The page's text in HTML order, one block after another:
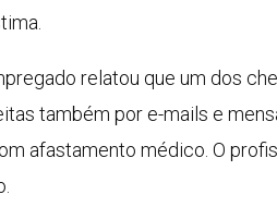
relatou que um dos
também por e-mails e
afastamento médico. O